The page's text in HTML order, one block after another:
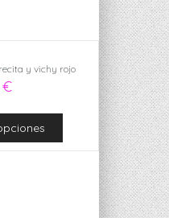
y vichy rojo
€